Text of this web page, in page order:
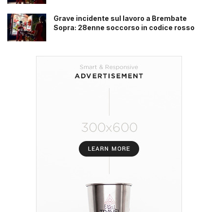
Grave incidente sul lavoro a Brembate
Sopra: 28enne soccorso in codice rosso